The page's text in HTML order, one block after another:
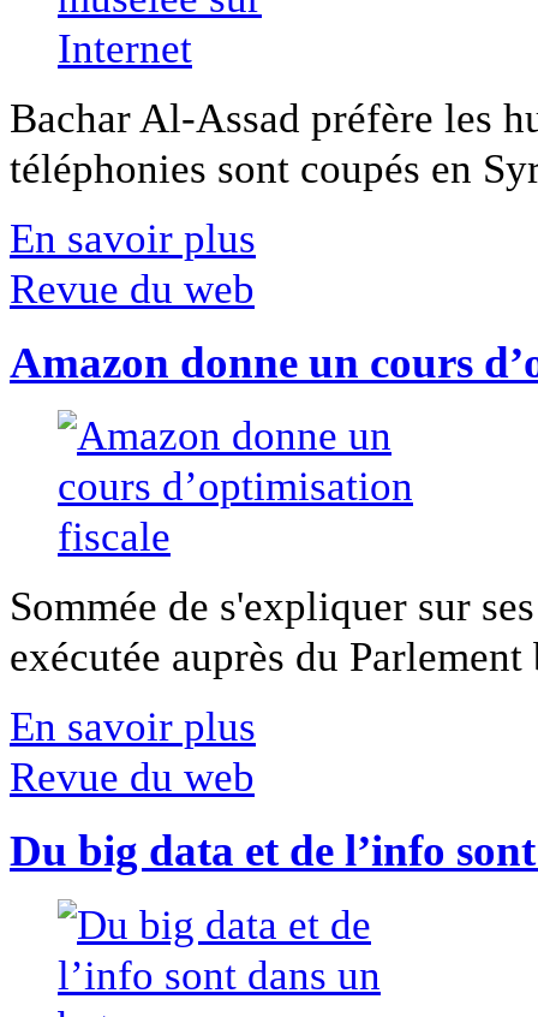
Bachar Al-Assad préfère les
téléphonies sont coupés en
En savoir plus
Revue du web
Amazon donne un cours
Sommée de s'expliquer sur
exécutée auprès du
En savoir plus
Revue du web
Du big data et de l’info